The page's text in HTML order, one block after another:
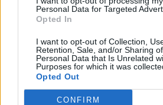
Personal Data for Targeted
Opted In
I want to opt-out of Collection,
Retention, Sale, and/or Sharing
Personal Data that Is Unrelated
Purposes for which it was
Opted Out
CONFIRM
Ειδήσεις 5-8-2026